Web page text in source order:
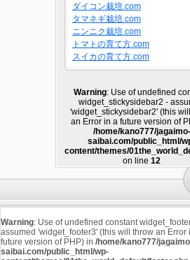
ダイコン栽培.com
タマネギ栽培.com
ニンニク栽培.com
トマトの育て方.com
スイカの育て方.com
Warning: Use of undefined
widget_stickysidebar2 -
'widget_stickysidebar2' (this
an Error in a future version of
/home/kano777/jagaimo-
saibai.com/public_html/
content/themes/
on line 12
Warning: Use of undefined constant
assumed 'widget_footer3' (this will throw an Error
future version of PHP) in /home/kano777/
saibai.com/public_html/wp-